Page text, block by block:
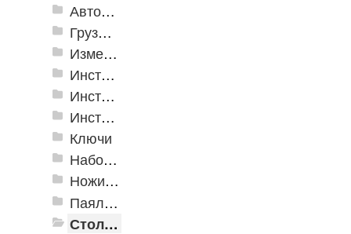
Автомобильные инструменты
Грузоподъёмное оборудование
Измерительные инструменты
Инструмент для крепления листовых материалов
Инструменты для крепления листовых материалов
Инструменты по кафелю и стеклу
Ключи
Наборы инструмента
Ножи технические
Паяльное оборудование
Столярно-слесарные инструменты